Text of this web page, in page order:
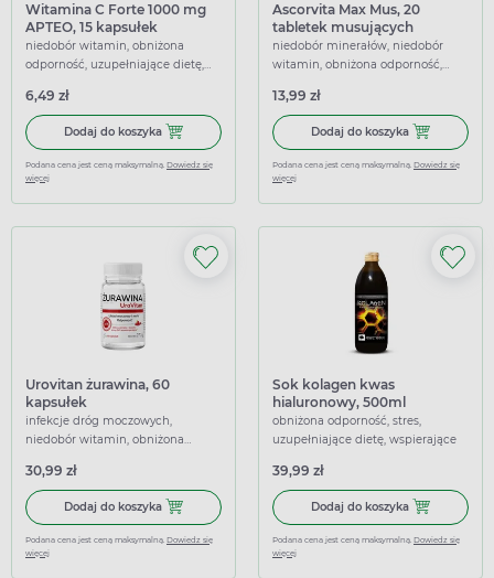
Witamina C Forte 1000 mg
APTEO, 15 kapsułek
twardych
niedobór witamin, obniżona
odporność, uzupełniające dietę,
6,49 zł
Dodaj do koszyka Dodaj do koszyka Witamina C Forte 1000 mg APTEO, 15
Podana cena jest ceną maksymalną. Dowiedz się
więcej
Ascorvita Max Mus, 20
tabletek musujących
niedobór minerałów, niedobór
witamin, obniżona odporność,
13,99 zł
Dodaj do koszyka Dodaj do
Podana cena jest ceną maksymalną. Dowiedz się
więcej
Urovitan żurawina, 60
kapsułek
infekcje dróg moczowych,
niedobór witamin, obniżona
wspierające, wspomagające
30,99 zł
Dodaj do koszyka Dodaj do koszyka Urovitan żurawina, 60 kapsułek
Podana cena jest ceną maksymalną. Dowiedz się
więcej
Sok kolagen kwas
hialuronowy, 500ml
obniżona odporność, stres,
uzupełniające dietę, wspierające
39,99 zł
Dodaj do koszyka Dodaj do
Podana cena jest ceną maksymalną. Dowiedz się
więcej